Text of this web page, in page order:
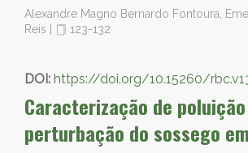
Alexandre Magno Bernardo Fontoura,
Reis
123-132
DOI: https://doi.org/10.15260/
Caracterização de
perturbação do sossego